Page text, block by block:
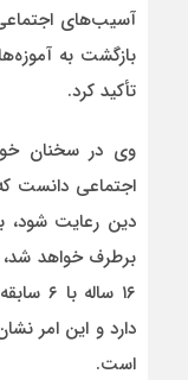
آسیب‌های
بازگشت به
تأکید کرد.
وی در سخنان
اجتماعی دانست
دین رعایت شود،
برطرف خواهد شد،
۱۶
دارد و این امر
است.